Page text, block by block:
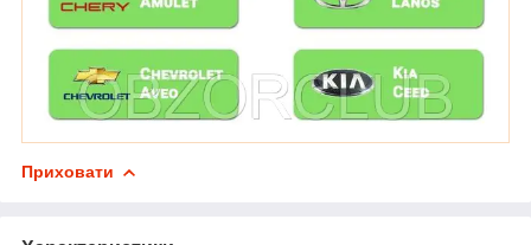
Приховати